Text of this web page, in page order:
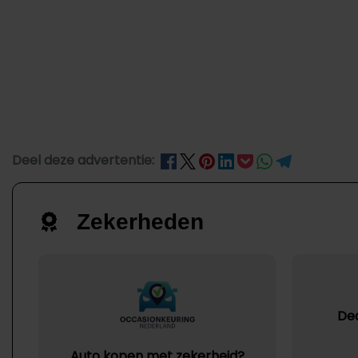
Deel deze advertentie:
Zekerheden